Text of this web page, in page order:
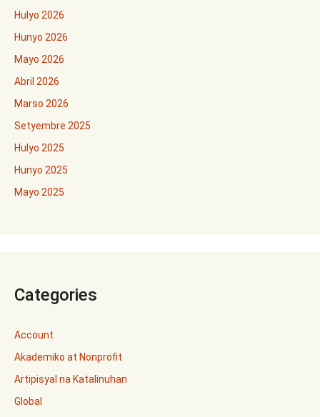
Hulyo 2026
Hunyo 2026
Mayo 2026
Abril 2026
Marso 2026
Setyembre 2025
Hulyo 2025
Hunyo 2025
Mayo 2025
Categories
Account
Akademiko at Nonprofit
Artipisyal na Katalinuhan
Global